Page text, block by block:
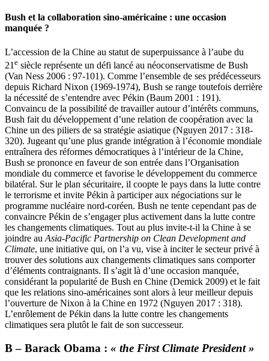
Bush et la collaboration sino-américaine : une occasion
manquée ?
L’accession de la Chine au statut de superpuissance à l’aube du
21 e siècle représente un défi lancé au néoconservatisme de Bush
(Van Ness 2006 : 97-101). Comme l’ensemble de ses prédécesseurs
depuis Richard Nixon (1969-1974), Bush se range toutefois derrière
la nécessité de s’entendre avec Pékin (Baum 2001 : 191).
Convaincu de la possibilité de travailler autour d’intérêts communs,
Bush fait du développement d’une relation de coopération avec la
Chine un des piliers de sa stratégie asiatique (Nguyen 2017 : 318-
320). Jugeant qu’une plus grande intégration à l’économie mondiale
entraînera des réformes démocratiques à l’intérieur de la Chine,
Bush se prononce en faveur de son entrée dans l’Organisation
mondiale du commerce et favorise le développement du commerce
bilatéral. Sur le plan sécuritaire, il coopte le pays dans la lutte contre
le terrorisme et invite Pékin à participer aux négociations sur le
programme nucléaire nord-coréen. Bush ne tente cependant pas de
convaincre Pékin de s’engager plus activement dans la lutte contre
les changements climatiques. Tout au plus invite-t-il la Chine à se
joindre au Asia-Pacific Partnership on Clean Development and
Climate, une initiative qui, on l’a vu, vise à inciter le secteur privé à
trouver des solutions aux changements climatiques sans comporter
d’éléments contraignants. Il s’agit là d’une occasion manquée,
considérant la popularité de Bush en Chine (Demick 2009) et le fait
que les relations sino-américaines sont alors à leur meilleur depuis
l’ouverture de Nixon à la Chine en 1972 (Nguyen 2017 : 318).
L’enrôlement de Pékin dans la lutte contre les changements
climatiques sera plutôt le fait de son successeur.
B – Barack Obama : « the First Climate President »